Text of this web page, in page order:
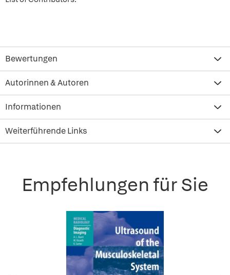
Bewertungen
Autorinnen & Autoren
Informationen
Weiterführende Links
Empfehlungen für Sie